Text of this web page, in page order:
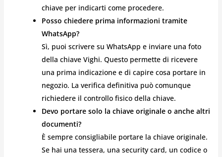
chiave per indicarti come procedere.
Posso chiedere prima informazioni tramite
WhatsApp?
Sì, puoi scrivere su WhatsApp e inviare una foto
della chiave Vighi. Questo permette di ricevere
una prima indicazione e di capire cosa portare in
negozio. La verifica definitiva può comunque
richiedere il controllo fisico della chiave.
Devo portare solo la chiave originale o anche altri
documenti?
È sempre consigliabile portare la chiave originale.
Se hai una tessera, una security card, un codice o